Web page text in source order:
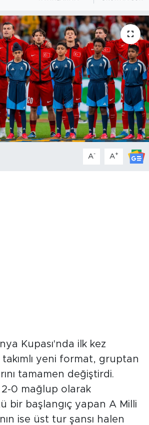
A- A+
Kupası'nda ilk kez
yeni format, gruptan
tamamen değiştirdi.
0 mağlup olarak
bir başlangıç yapan A Milli
ise üst tur şansı halen